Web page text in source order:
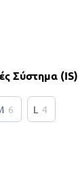
Σύστημα (IS)
6 L 4